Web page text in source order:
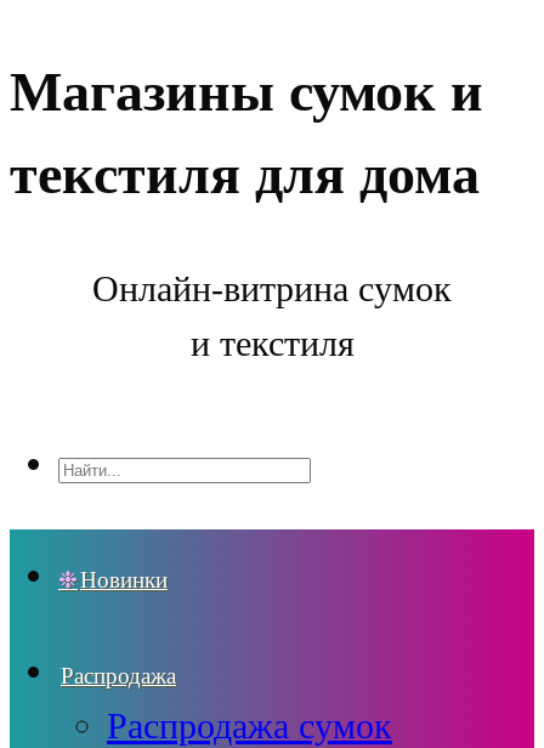
Магазины сумок и
текстиля для дома
Онлайн-витрина сумок
и текстиля
Новинки
Распродажа
Распродажа сумок